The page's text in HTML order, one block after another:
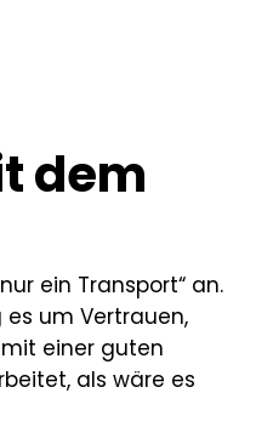
dem
ein Transport“ an.
um Vertrauen,
einer guten
als wäre es